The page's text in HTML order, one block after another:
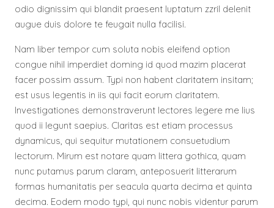
odio dignissim qui blandit praesent luptatum zzril delenit
augue duis dolore te feugait nulla facilisi.
Nam liber tempor cum soluta nobis eleifend option
congue nihil imperdiet doming id quod mazim placerat
facer possim assum. Typi non habent claritatem insitam;
est usus legentis in iis qui facit eorum claritatem.
Investigationes demonstraverunt lectores legere me lius
quod ii legunt saepius. Claritas est etiam processus
dynamicus, qui sequitur mutationem consuetudium
lectorum. Mirum est notare quam littera gothica, quam
nunc putamus parum claram, anteposuerit litterarum
formas humanitatis per seacula quarta decima et quinta
decima. Eodem modo typi, qui nunc nobis videntur parum